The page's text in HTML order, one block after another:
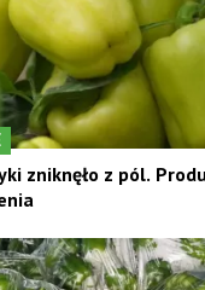
zniknęło z pól.